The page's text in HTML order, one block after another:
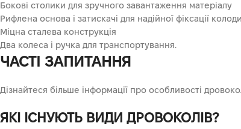
Бокові столики для зручного завантаження матеріалу
Рифлена основа і затискачі для надійної фіксації колоди
Міцна сталева конструкція
Два колеса і ручка для транспортування.
ЧАСТІ ЗАПИТАННЯ
Дізнайтеся більше інформації про особливості
ЯКІ ІСНУЮТЬ ВИДИ ДРОВОКОЛІВ?